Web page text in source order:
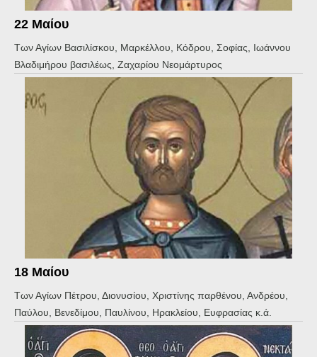
22 Μαίου
Των Αγίων Βασιλίσκου, Μαρκέλλου, Κόδρου, Σοφίας, Ιωάννου
Βλαδιμήρου βασιλέως, Ζαχαρίου Νεομάρτυρος
18 Μαίου
Των Αγίων Πέτρου, Διονυσίου, Χριστίνης παρθένου, Ανδρέου,
Παύλου, Βενεδίμου, Παυλίνου, Ηρακλείου, Ευφρασίας κ.ά.